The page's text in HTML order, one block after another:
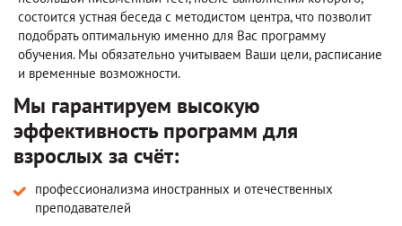
состоится устная беседа с методистом центра, что позволит
подобрать оптимальную именно для Вас программу
обучения. Мы обязательно учитываем Ваши цели, расписание
и временные возможности.
Мы гарантируем высокую
эффективность программ для
взрослых за счёт:
профессионализма иностранных и отечественных
преподавателей